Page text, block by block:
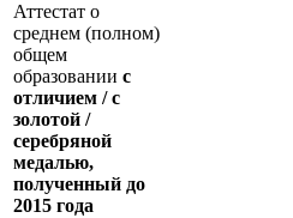
Аттестат о
среднем (полном)
общем
образовании с
отличием / с
золотой /
серебряной
медалью,
полученный до
2015 года